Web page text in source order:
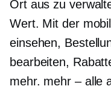
Ort aus zu
Wert. Mit der
einsehen,
bearbeiten,
mehr. mehr – alle